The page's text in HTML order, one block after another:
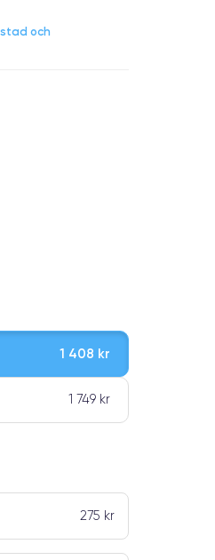
och
1 408 kr
1 749 kr
275 kr